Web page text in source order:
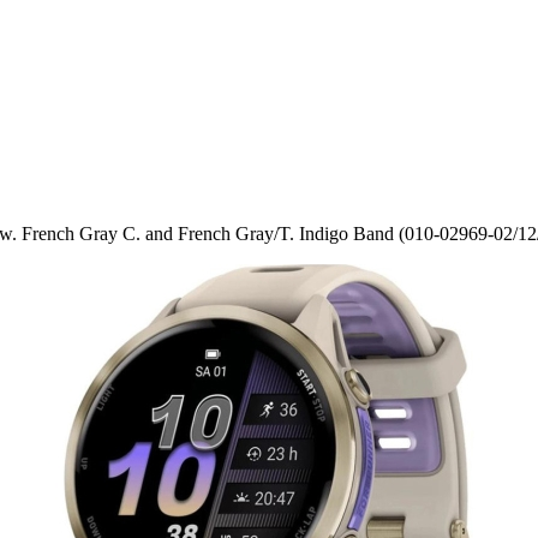
French Gray C. and French Gray/T. Indigo Band (010-02969-02/